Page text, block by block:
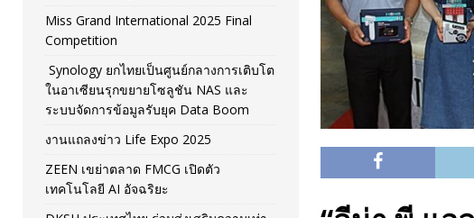
Miss Grand International 2025 Final
Competition
Synology ยกไทยเป็นศูนย์กลางการเติบโต
ในอาเซียนรุกขยายโซลูชัน NAS และ
ระบบจัดการข้อมูลรับยุค Data Boom
งานแถลงข่าว Life Expo 2025
ZEEN เขย่าตลาด FMCG เปิดตัว
เทคโนโลยี AI อัจฉริยะ